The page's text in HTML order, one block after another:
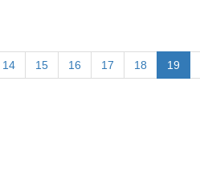
14 15 16 17 18 19